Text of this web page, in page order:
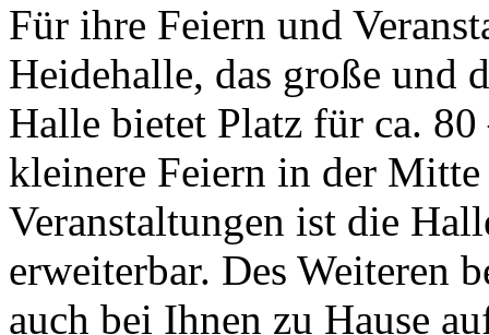
Für ihre Feiern und
Heidehalle, das große und
Halle bietet Platz für ca.
kleinere Feiern in der
Veranstaltungen ist die
erweiterbar. Des Weiteren
auch bei Ihnen zu Hause